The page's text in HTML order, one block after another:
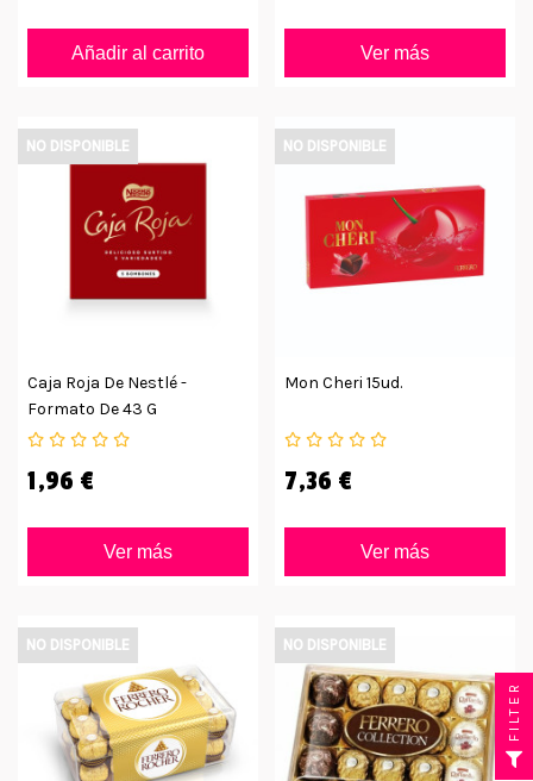
Añadir al carrito Ver más
Caja Roja De Nestlé -
Formato De 43 G
1,96 €
Ver más
NO DISPONIBLE
Mon Cheri 15ud.
7,36 €
Ver más
NO DISPONIBLE
NO DISPONIBLE NO DISPONIBLE
FILTER